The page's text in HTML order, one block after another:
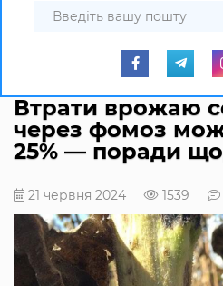
Втрати врожаю
через фомоз
25% — поради
21 червня 2024 1539